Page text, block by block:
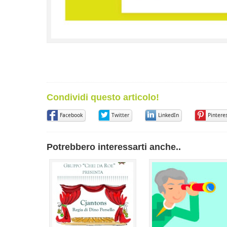
Condividi questo articolo!
Facebook Twitter LinkedIn
Potrebbero interessarti anche..